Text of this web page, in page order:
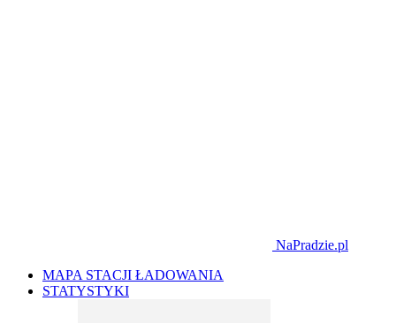
NaPradzie.pl
MAPA STACJI ŁADOWANIA
STATYSTYKI